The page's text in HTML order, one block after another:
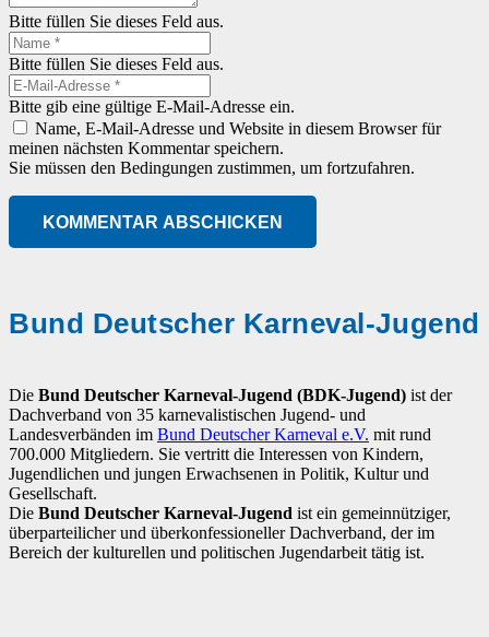
Bitte füllen Sie dieses Feld aus.
Bitte füllen Sie dieses Feld aus.
Bitte gib eine gültige E-Mail-Adresse ein.
Name, E-Mail-Adresse und Website in diesem Browser für
meinen nächsten Kommentar speichern.
Sie müssen den Bedingungen zustimmen, um fortzufahren.
KOMMENTAR ABSCHICKEN
Bund Deutscher Karneval-Jugend
Die Bund Deutscher Karneval-Jugend (BDK-Jugend) ist der
Dachverband von 35 karnevalistischen Jugend- und
Landesverbänden im Bund Deutscher Karneval e.V. mit rund
700.000 Mitgliedern. Sie vertritt die Interessen von Kindern,
Jugendlichen und jungen Erwachsenen in Politik, Kultur und
Gesellschaft.
Die Bund Deutscher Karneval-Jugend ist ein gemeinnütziger,
überparteilicher und überkonfessioneller Dachverband, der im
Bereich der kulturellen und politischen Jugendarbeit tätig ist.